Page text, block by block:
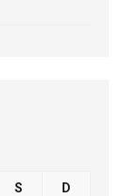
S D